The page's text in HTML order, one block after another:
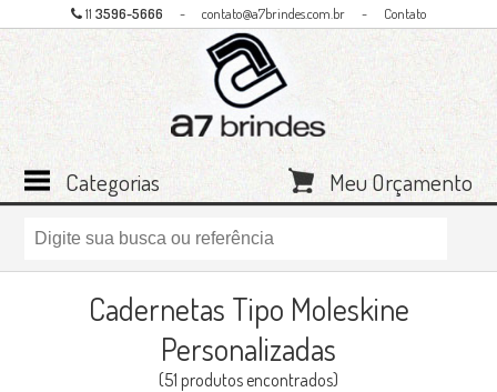
11 3596-5666 - contato@a7brindes.com.br- Contato
Meu Orçamento
Categorias
Cadernetas Tipo Moleskine
Personalizadas
(51 produtos encontrados)